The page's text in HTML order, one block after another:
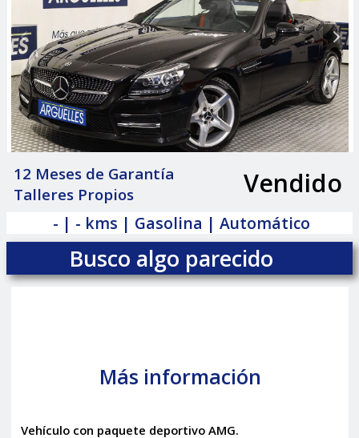
12 Meses de Garantía
Talleres Propios
Vendido
- | - kms | Gasolina | Automático
Busco algo parecido
Más información
Vehículo con paquete deportivo AMG.